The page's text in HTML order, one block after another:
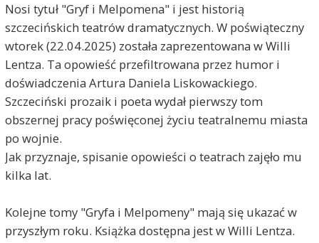
Nosi tytuł "Gryf i Melpomena" i jest historią
szczecińskich teatrów dramatycznych. W poświąteczny
wtorek (22.04.2025) została zaprezentowana w Willi
Lentza. Ta opowieść przefiltrowana przez humor i
doświadczenia Artura Daniela Liskowackiego.
Szczeciński prozaik i poeta wydał pierwszy tom
obszernej pracy poświęconej życiu teatralnemu miasta
po wojnie.
Jak przyznaje, spisanie opowieści o teatrach zajęło mu
kilka lat.
Kolejne tomy "Gryfa i Melpomeny" mają się ukazać w
przyszłym roku. Książka dostępna jest w Willi Lentza.